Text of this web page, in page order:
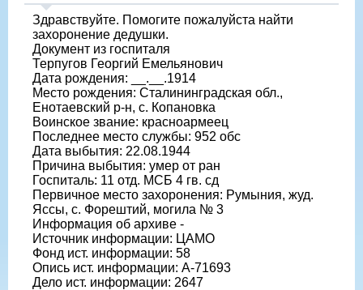
Здравствуйте. Помогите пожалуйста найти
захоронение дедушки.
Документ из госпиталя
Терпугов Георгий Емельянович
Дата рождения: __.__.1914
Место рождения: Сталининградская обл.,
Енотаевский р-н, с. Копановка
Воинское звание: красноармеец
Последнее место службы: 952 обс
Дата выбытия: 22.08.1944
Причина выбытия: умер от ран
Госпиталь: 11 отд. МСБ 4 гв. сд
Первичное место захоронения: Румыния, жуд.
Яссы, с. Форештий, могила № 3
Информация об архиве -
Источник информации: ЦАМО
Фонд ист. информации: 58
Опись ист. информации: А-71693
Дело ист. информации: 2647